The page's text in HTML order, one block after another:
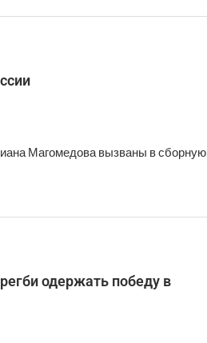
Магомедова вызваны в сборную
одержать победу в